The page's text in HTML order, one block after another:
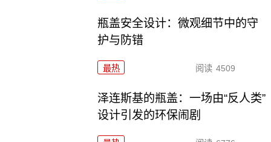
瓶盖安全设计：微观细节中的守
护与防错
最热 阅读 4509
泽连斯基的瓶盖：一场由“反人类”
设计引发的环保闹剧